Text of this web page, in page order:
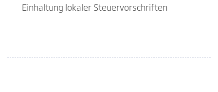
Einhaltung lokaler Steuervorschriften